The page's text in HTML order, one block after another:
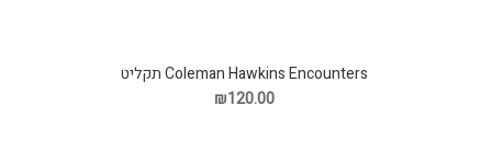
Coleman Hawkins Encounters תקליט
₪120.00